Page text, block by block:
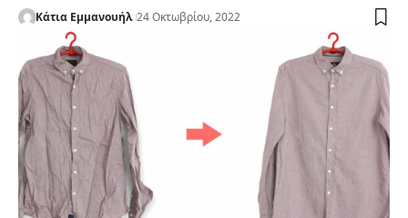
Κάτια Εμμανουήλ 24 Οκτωβρίου, 2022